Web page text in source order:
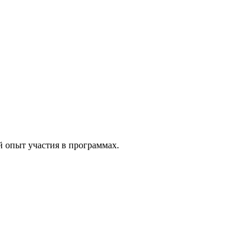
опыт участия в программах.